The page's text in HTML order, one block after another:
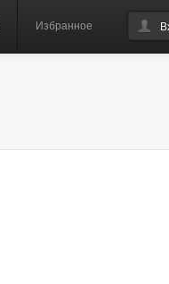
Избранное